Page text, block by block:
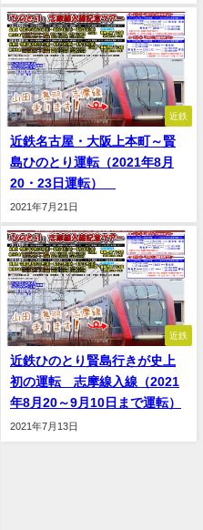
近鉄
近鉄名古屋・大阪上本町～賢
島ひのとり運転（2021年8月
20・23日運転）
2021年7月21日
近鉄
近鉄ひのとり賢島行きが史上
初の運転 志摩線入線（2021
年8月20～9月10日まで運転）
2021年7月13日